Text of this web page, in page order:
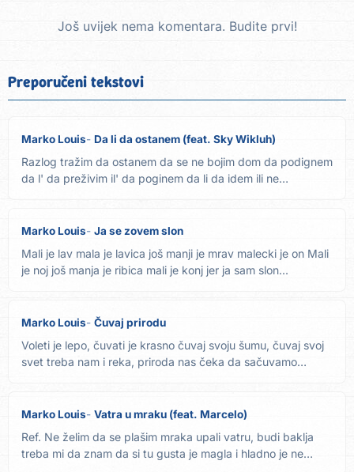
Još uvijek nema komentara. Budite prvi!
Preporučeni tekstovi
Marko Louis Da li da ostanem (feat. Sky Wikluh)
Razlog tražim da ostanem da se ne bojim dom da podignem
da l' da preživim il' da poginem da li da idem ili ne
Marko Louis Ja se zovem slon
Mali je lav mala je lavica još manji je mrav malecki je on Mali
je noj još manja je ribica mali je konj jer ja sam slon...
Marko Louis Čuvaj prirodu
Voleti je lepo, čuvati je krasno čuvaj svoju šumu, čuvaj svoj
svet treba nam i reka, priroda nas čeka da sačuvamo
Marko Louis Vatra u mraku (feat. Marcelo)
Ref. Ne želim da se plašim mraka upali vatru, budi baklja
treba mi da znam da si tu gusta je magla i hladno je ne